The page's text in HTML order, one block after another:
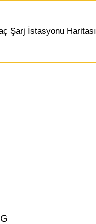
Şarj İstasyonu Haritası